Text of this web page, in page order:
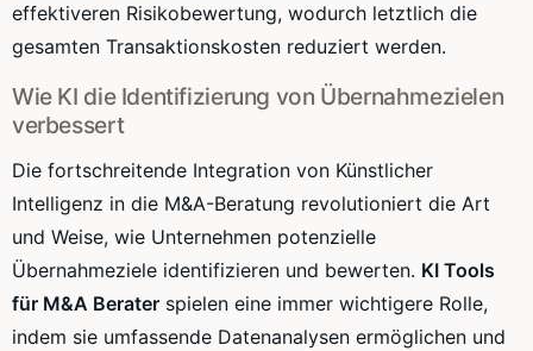
effektiveren Risikobewertung, wodurch letztlich die
gesamten Transaktionskosten reduziert werden.
Wie KI die Identifizierung von Übernahmezielen
verbessert
Die fortschreitende Integration von Künstlicher
Intelligenz in die M&A-Beratung revolutioniert die Art
und Weise, wie Unternehmen potenzielle
Übernahmeziele identifizieren und bewerten. KI Tools
für M&A Berater spielen eine immer wichtigere Rolle,
indem sie umfassende Datenanalysen ermöglichen und